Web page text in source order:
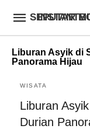
Liburan Asyik di
Panorama Hijau
WISATA
Liburan
Durian